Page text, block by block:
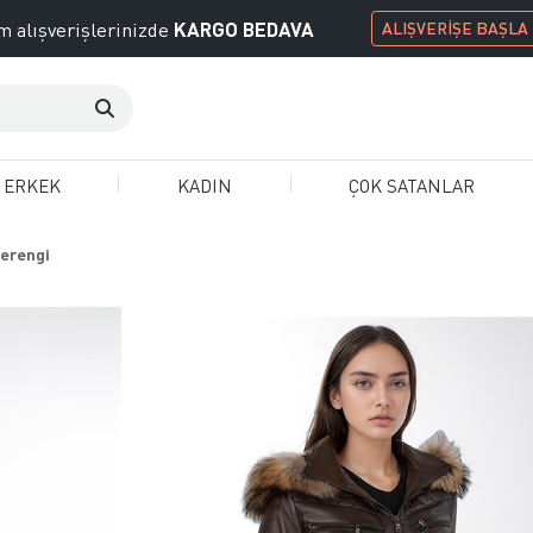
alışverişlerinizde KARGO BEDAVA ALIŞVERİŞE BAŞLA
ERKEK KADIN ÇOK SATANLAR